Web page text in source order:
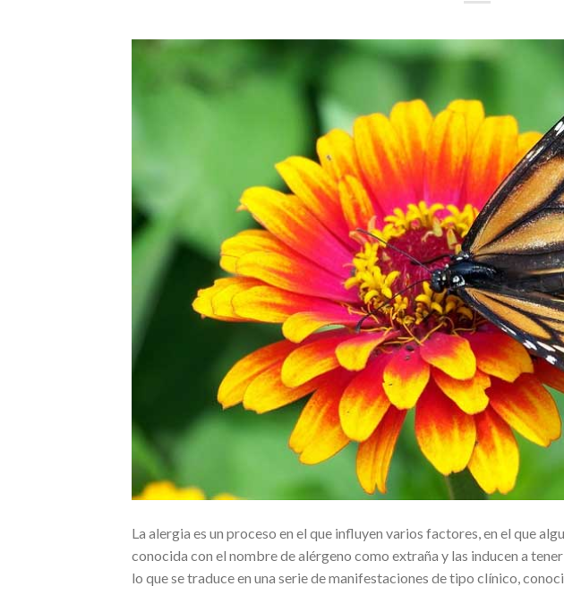
La alergia es un proceso en el que influyen varios factores, en el que
conocida con el nombre de alérgeno como extraña y las inducen a
lo que se traduce en una serie de manifestaciones de tipo clínico,